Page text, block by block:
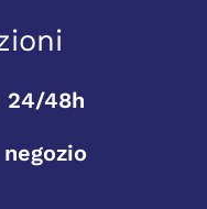
24/48h
negozio